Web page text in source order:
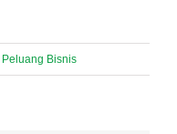
Peluang Bisnis